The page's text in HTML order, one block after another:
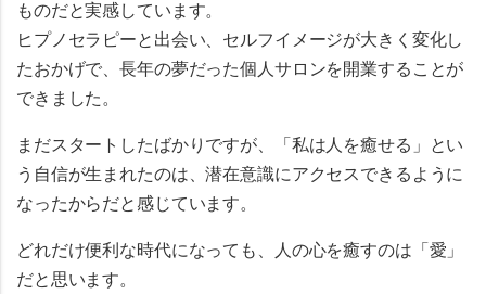
ものだと実感しています。
ヒプノセラピーと出会い、セルフイメージが大きく変化し
たおかげで、長年の夢だった個人サロンを開業することが
できました。
まだスタートしたばかりですが、「私は人を癒せる」とい
う自信が生まれたのは、潜在意識にアクセスできるように
なったからだと感じています。
どれだけ便利な時代になっても、人の心を癒すのは「愛」
だと思います。